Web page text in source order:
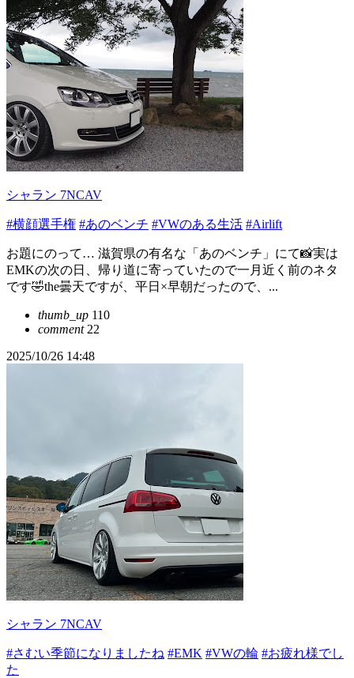
シャラン 7NCAV
#横顔選手権 #あのベンチ #VWのある生活 #Airlift
お題にのって… 滋賀県の有名な「あのベンチ」にて📸実は
EMKの次の日、帰り道に寄っていたので一月近く前のネタ
です🤣the曇天ですが、平日×早朝だったので、...
thumb_up 110
comment22
2025/10/26 14:48
シャラン 7NCAV
#さむい季節になりましたね #EMK #VWの輪 #お疲れ様でし
た